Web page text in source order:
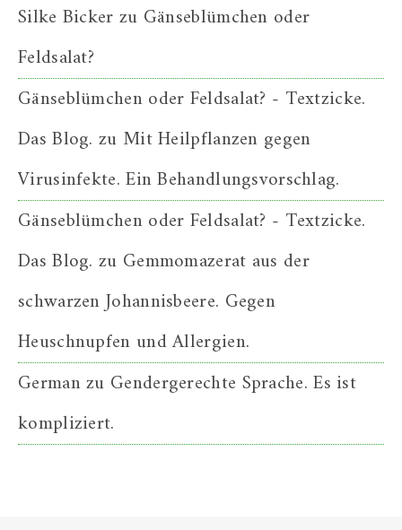
Silke Bickerzu Gänseblümchen oder
Feldsalat?
Gänseblümchen oder Feldsalat? - Textzicke.
Das Blog. zu Mit Heilpflanzen gegen
Virusinfekte. Ein Behandlungsvorschlag.
Gänseblümchen oder Feldsalat? - Textzicke.
Das Blog. zu Gemmomazerat aus der
schwarzen Johannisbeere. Gegen
Heuschnupfen und Allergien.
Germanzu Gendergerechte Sprache. Es ist
kompliziert.